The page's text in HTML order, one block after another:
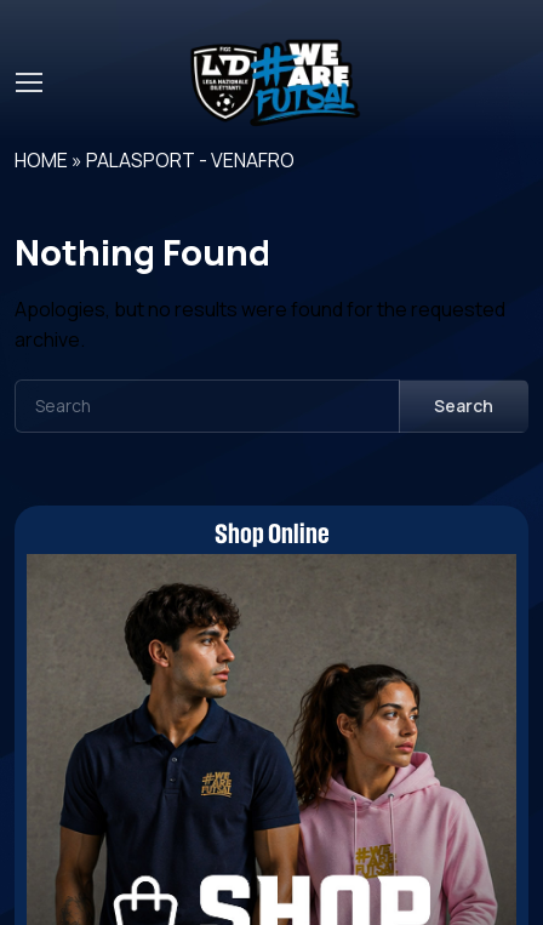
HOME »PALASPORT - VENAFRO
Nothing Found
Apologies, but no results were found for the requested
archive.
Search
Shop Online